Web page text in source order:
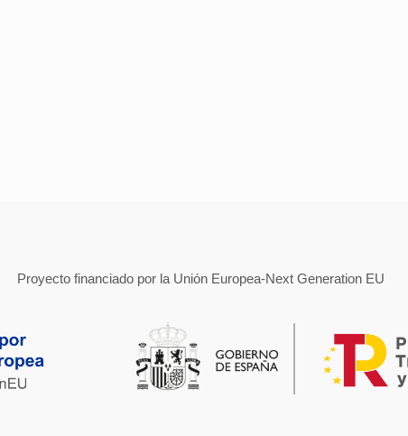
Proyecto financiado por la Unión Europea-Next Generation EU